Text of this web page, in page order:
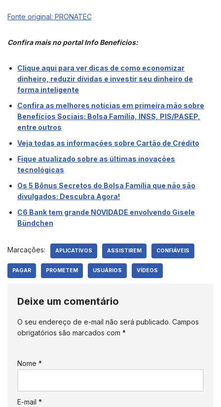
Fonte original: PRONATEC
Confira mais no portal Info Benefícios:
Clique aqui para ver dicas de como economizar
dinheiro, reduzir dívidas e investir seu dinheiro de
forma inteligente
Confira as melhores notícias em primeira mão sobre
Benefícios Sociais: Bolsa Família, INSS, PIS/PASEP,
entre outros
Veja todas as informações sobre Cartão de Crédito
Fique atualizado sobre as últimas inovações
tecnológicas
Os 5 Bônus Secretos do Bolsa Família que não são
divulgados: Descubra Agora!
C6 Bank tem grande NOVIDADE envolvendo Gisele
Bündchen
Marcações: APLICATIVOS ASSISTIREM CONFIÁVEIS
PAGAR PROMETEM USUÁRIOS VÍDEOS
Deixe um comentário
O seu endereço de e-mail não será publicado. Campos
obrigatórios são marcados com *
Nome *
E-mail *